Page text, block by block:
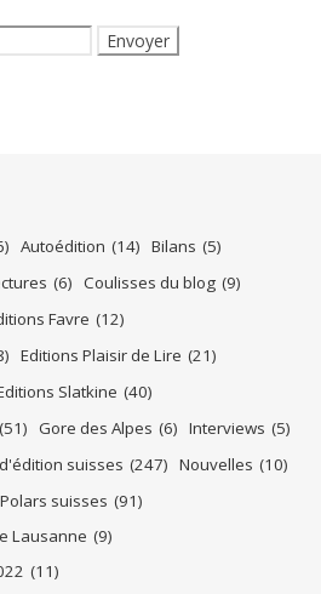
Autoédition (14) Bilans (5)
(6) Coulisses du blog (9)
Favre (12)
Editions Plaisir de Lire (21)
Slatkine (40)
(51) Gore des Alpes (6) Interviews (5)
suisses (247) Nouvelles (10)
Polars suisses (91)
Lausanne (9)
(11)